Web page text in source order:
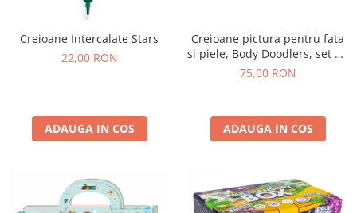
Creioane Intercalate Stars
22,00 RON
ADAUGA IN COS
Creioane pictura pentru fata
si piele, Body Doodlers, set de
12
75,00 RON
ADAUGA IN COS